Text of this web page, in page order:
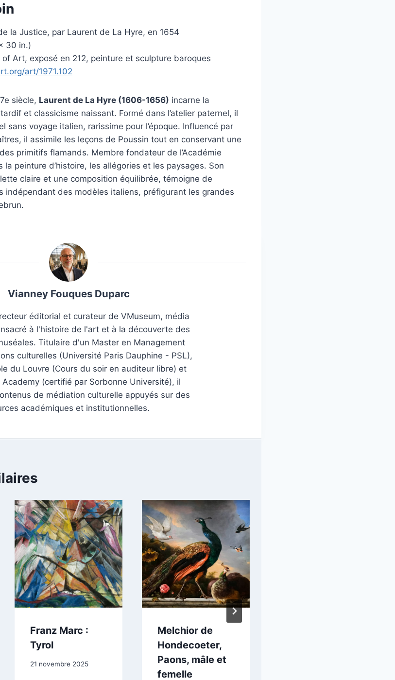
la Justice, par Laurent de La Hyre, en 1654
30 in.)
Art, exposé en 212, peinture et sculpture baroques
art/1971.102
siècle, Laurent de La Hyre (1606-1656) incarne la
et classicisme naissant. Formé dans l’atelier paternel, il
sans voyage italien, rarissime pour l’époque. Influencé par
il assimile les leçons de Poussin tout en conservant une
primitifs flamands. Membre fondateur de l’Académie
la peinture d’histoire, les allégories et les paysages. Son
claire et une composition équilibrée, témoigne de
indépendant des modèles italiens, préfigurant les grandes
Vianney Fouques Duparc
éditorial et curateur de VMuseum, média
à l'histoire de l'art et à la découverte des
Titulaire d'un Master en Management
culturelles (Université Paris Dauphine - PSL),
du Louvre (Cours du soir en auditeur libre) et
Academy (certifié par Sorbonne Université), il
de médiation culturelle appuyés sur des
académiques et institutionnelles.
Franz Marc :
Tyrol
21 novembre 2025
Melchior de
Hondecoeter,
Paons, mâle et
femelle